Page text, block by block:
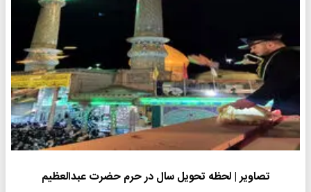
تصاویر | لحظه تحویل سال در حرم حضرت عبدالعظیم